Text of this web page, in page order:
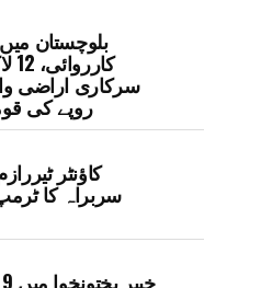
بلوچستان
روپے کی
کاؤنٹر
سربراہ کا